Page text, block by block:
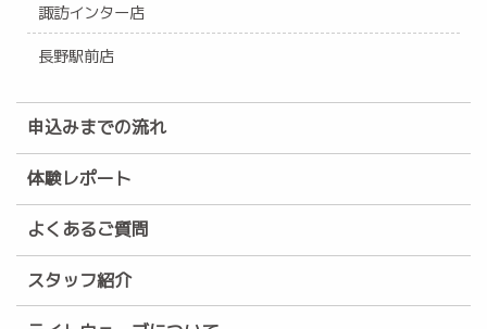
諏訪インター店
長野駅前店
申込みまでの流れ
体験レポート
よくあるご質問
スタッフ紹介